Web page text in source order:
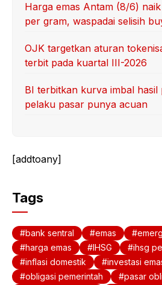
Harga emas Antam (8/6)
per gram, waspadai selisih
OJK targetkan aturan
terbit pada kuartal III-2026
BI terbitkan kurva imbal hasil
pelaku pasar punya acuan
[addtoany]
Tags
bank sentral emas
harga emas
IHSG
ihsg
inflasi domestik
investasi
obligasi pemerintah
pasar